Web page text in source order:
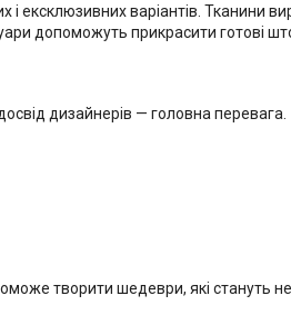
ексклюзивних варіантів. Тканини
допоможуть прикрасити готові
дизайнерів — головна перевага.
творити шедеври, які стануть